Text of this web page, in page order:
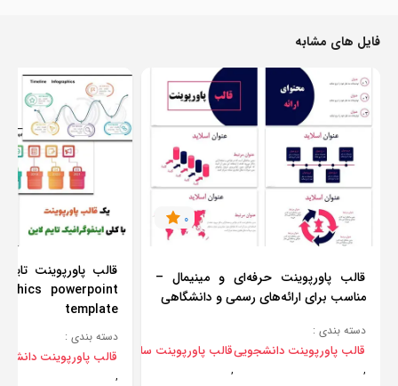
فایل های مشابه
0
قالب پاورپوینت حرفه‌ای و مینیمال –
مناسب برای ارائه‌های رسمی و دانشگاهی
دسته بندی :
قالب پاورپوینت دانشجویی
,
قالب پاورپوینت ساده و شیک
,
قالب پاورپوینت
قالب پاورپوینت
powerpoint
template
دسته بندی :
قالب پاورپوینت
,